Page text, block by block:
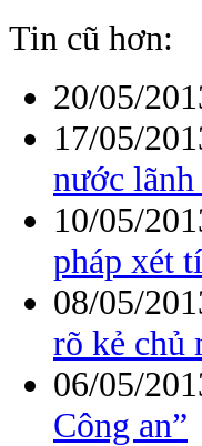
Tin cũ hơn:
20/05/
17/05/
nước
10/05/
pháp xét
08/05/
rõ kẻ chủ
06/05/
Công an”